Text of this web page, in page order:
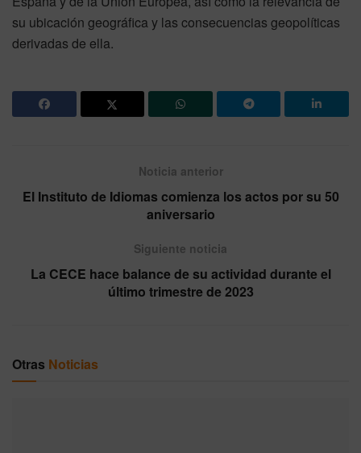
su ubicación geográfica y las consecuencias geopolíticas
derivadas de ella.
Noticia anterior
El Instituto de Idiomas comienza los actos por su 50
aniversario
Siguiente noticia
La CECE hace balance de su actividad durante el
último trimestre de 2023
Otras Noticias